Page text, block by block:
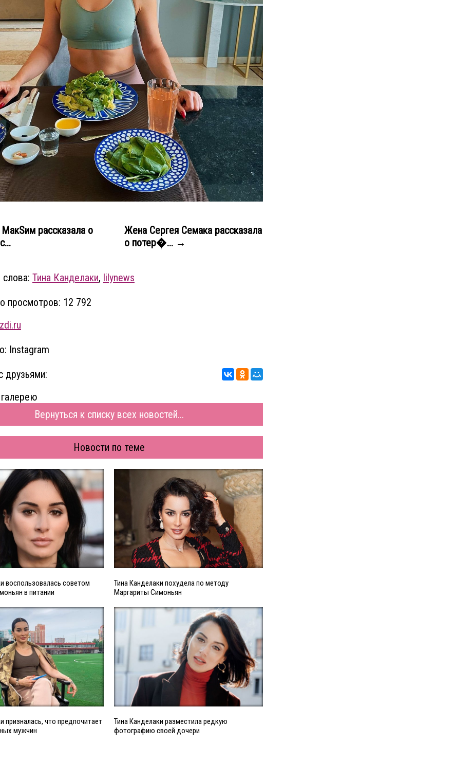
рассказала о
Жена Сергея Семака рассказала
о потер�... →
Тина Канделаки, lilynews
просмотров: 12 792
Instagram
друзьями:
Вернуться к списку всех новостей...
Новости по теме
воспользовалась советом
в питании
Тина Канделаки похудела по методу
Маргариты Симоньян
призналась, что предпочитает
мужчин
Тина Канделаки разместила редкую
фотографию своей дочери